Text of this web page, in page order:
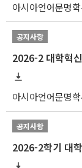
아시아언어문명
공지사항
아시아언어문명
공지사항
2026-2학기 대